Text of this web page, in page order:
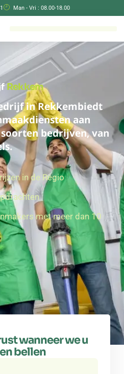
Man - Vri : 08.00-18.00
Rekkem
in Rekkembiedt
aan
bedrijven, van
in de Regio
met meer dan 10
wanneer we u
bellen